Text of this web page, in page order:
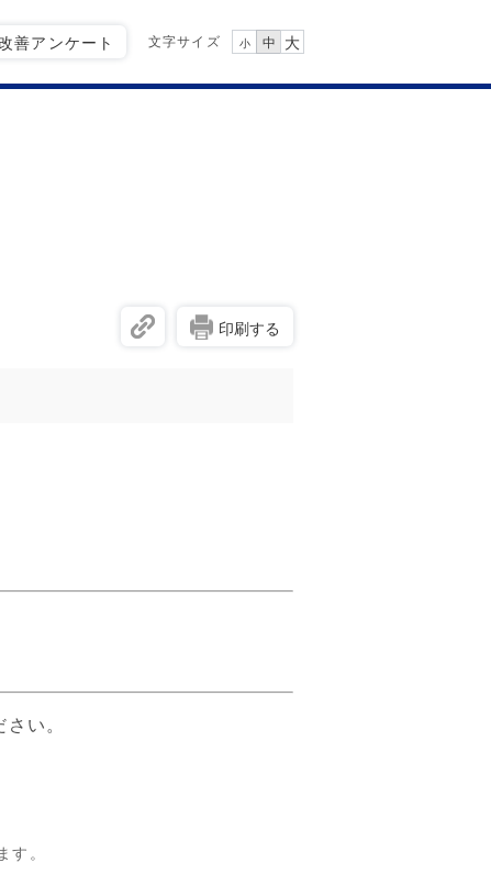
善アンケート 文字サイズ 小 中 大
印刷する
い。
す。